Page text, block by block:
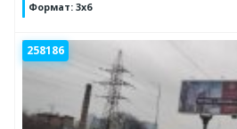
Формат: 3х6
258186